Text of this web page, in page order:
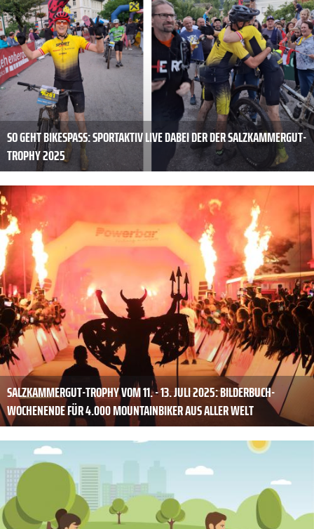
SO GEHT BIKESPASS: SPORTAKTIV LIVE DABEI DER DER SALZKAMMERGUT-T
ROPHY 2025
SALZKAMMERGUT-TROPHY VOM 11. - 13. JULI 2025: BILDERBUCH-
WOCHENENDE FÜR 4.000 MOUNTAINBIKER AUS ALLER WELT